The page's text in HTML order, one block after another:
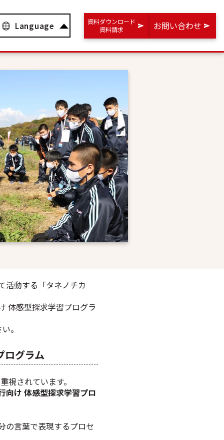
Language
資料ダウンロード
資料請求
お問い合わせ
活動する「タネノチカ
体感型探求学習プログラ
。
ログラム
視されています。
向け 体感型探求学習プロ
の言葉で表現するプロセ